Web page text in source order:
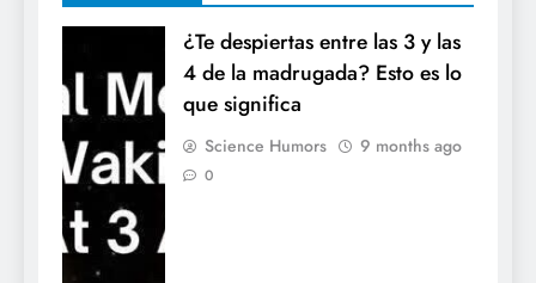
¿Te despiertas entre las 3 y las
4 de la madrugada? Esto es lo
que significa
Science Humors 9 months ago
0